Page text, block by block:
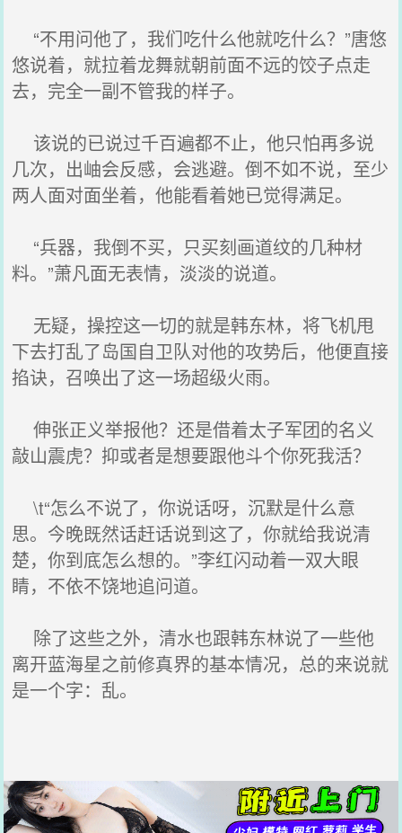
“不用问他了，我们吃什么他就吃什么？”唐悠
悠说着，就拉着龙舞就朝前面不远的饺子点走
去，完全一副不管我的样子。
该说的已说过千百遍都不止，他只怕再多说
几次，出岫会反感，会逃避。倒不如不说，至少
两人面对面坐着，他能看着她已觉得满足。
“兵器，我倒不买，只买刻画道纹的几种材
料。”萧凡面无表情，淡淡的说道。
无疑，操控这一切的就是韩东林，将飞机甩
下去打乱了岛国自卫队对他的攻势后，他便直接
掐诀，召唤出了这一场超级火雨。
伸张正义举报他？还是借着太子军团的名义
敲山震虎？抑或者是想要跟他斗个你死我活？
\t“怎么不说了，你说话呀，沉默是什么意
思。今晚既然话赶话说到这了，你就给我说清
楚，你到底怎么想的。”李红闪动着一双大眼
睛，不依不饶地追问道。
除了这些之外，清水也跟韩东林说了一些他
离开蓝海星之前修真界的基本情况，总的来说就
是一个字：乱。